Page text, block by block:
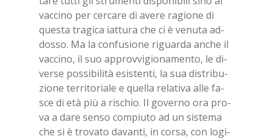
vac­ci­no per cer­ca­re di ave­re ra­gio­ne di
que­sta tra­gi­ca iat­tu­ra che ci è ve­nu­ta ad­
dos­so. Ma la con­fu­sio­ne ri­guar­da an­che il
vac­ci­no, il suo ap­prov­vi­gio­na­men­to, le di­
ver­se pos­si­bi­li­tà esi­sten­ti, la sua di­stri­bu­
zio­ne ter­ri­to­ria­le e quel­la re­la­ti­va alle fa­
sce di età più a ri­schio. Il go­ver­no ora pro­
va a dare sen­so com­piu­to ad un si­ste­ma
che si è tro­va­to da­van­ti, in cor­sa, con lo­gi­